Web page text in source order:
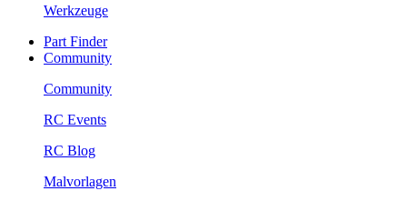
Werkzeuge
Part Finder
Community
Community
RC Events
RC Blog
Malvorlagen